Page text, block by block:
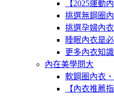
【2025運動
挑選無鋼圈
挑選孕婦內衣
睡眠內衣是
更多內衣知識
內在美學問大
軟鋼圈內衣
【內衣推薦